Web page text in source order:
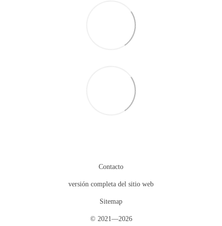
Contacto
versión completa del sitio web
Sitemap
© 2021—2026